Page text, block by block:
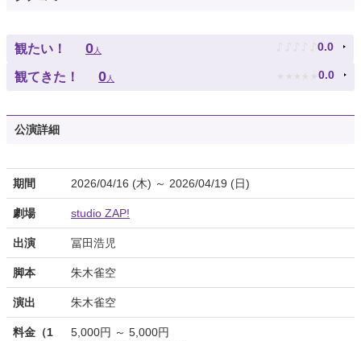
観たい！ 0人 ♪ ♪ ♪ ♪ ♪ 0.0
観てきた！ 0人 ★ ★ ★ ★ ★ 0.0
公演詳細
期間 2026/04/16 (木) ～ 2026/04/19 (日)
劇場 studio ZAP!
出演 冨田浩児
脚本 朱木雀空
演出 朱木雀空
料金（1
5,000円 ～ 5,000円